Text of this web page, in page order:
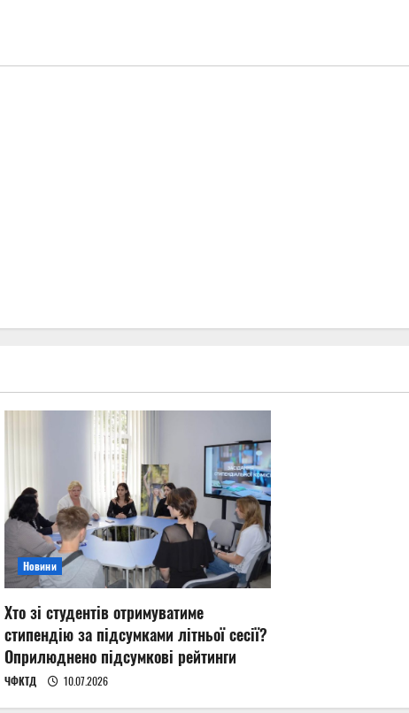
Новини
Хто зі студентів отримуватиме
стипендію за підсумками літньої сесії?
Оприлюднено підсумкові рейтинги
ЧФКТД 10.07.2026